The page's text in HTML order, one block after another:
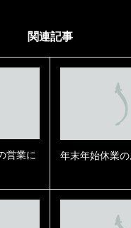
関連記事
営業に
年末年始休業